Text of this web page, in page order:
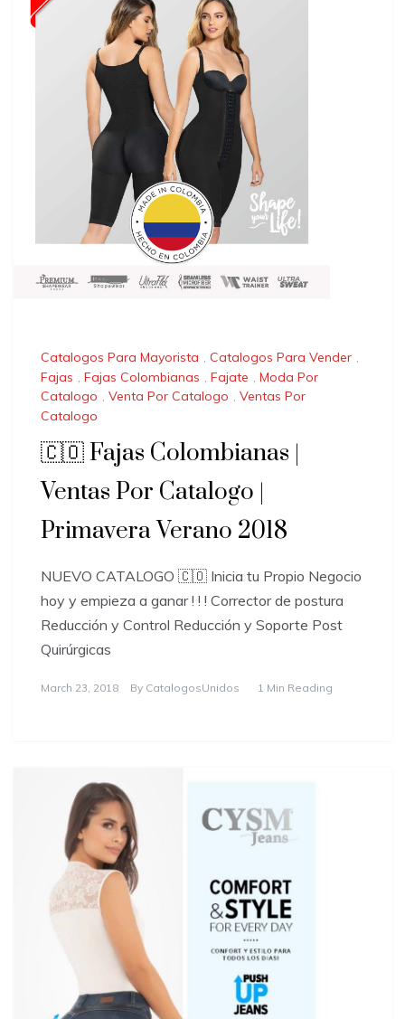
Catalogos Para Mayorista , Catalogos Para Vender ,
Fajas , Fajas Colombianas , Fajate , Moda Por
Catalogo , Venta Por Catalogo , Ventas Por
Catalogo
🇨🇴 Fajas Colombianas |
Ventas Por Catalogo |
Primavera Verano 2018
NUEVO CATALOGO 🇨🇴 Inicia tu Propio Negocio
hoy y empieza a ganar ! ! ! Corrector de postura
Reducción y Control Reducción y Soporte Post
Quirúrgicas
March 23, 2018 By CatalogosUnidos 1 Min Reading